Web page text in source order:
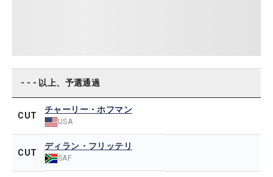
- - - 以上、予選通過
CUT
チャーリー・ホフマン
USA
CUT
ディラン・フリッテリ
SAF